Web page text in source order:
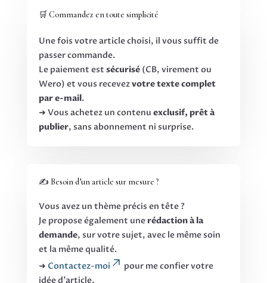
🛒 Commandez en toute simplicité
Une fois votre article choisi, il vous suffit de
passer commande.
Le paiement est sécurisé(CB, virement ou
Wero) et vous recevezvotre texte complet
par e-mail.
➜ Vous achetez un contenu exclusif, prêt à
publier, sans abonnement ni surprise.
✍️ Besoin d’un article sur mesure ?
Vous avez un thème précis en tête ?
Je propose également une rédaction à la
demande, sur votre sujet, avec le même soin
et la même qualité.
➜ Contactez-moi
pour me confier votre
idée d’article.